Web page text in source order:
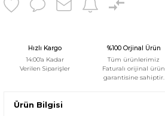
Hızlı Kargo
14:00'a Kadar
Verilen Siparişler
%100 Orjinal Ürün
Tüm ürünlerimiz
Faturalı orijinal ürün
garantisine sahiptir.
Ürün Bilgisi